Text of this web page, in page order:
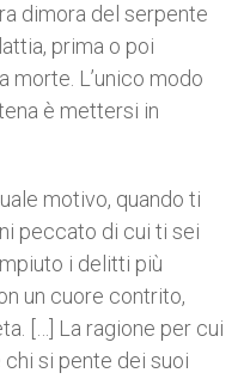
dimora del serpente
prima o poi
morte. L’unico modo
è mettersi in
motivo, quando ti
peccato di cui ti sei
i delitti più
un cuore contrito,
[…] La ragione per cui
si pente dei suoi